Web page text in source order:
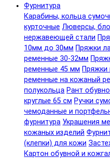
Фурнитура
Карабины, кольца
курточные Люверсы,
нержавеющей стали
10мм до 30мм Пряжки
ременные 30-32мм
ременные 45 мм Пряжки
ременные на кожаный
полукольца Рант
круглые 65 см Ручки
чемоданные и
фурнитура Украшения
кожаных изделий
(клепки) для кожи
Картон обувной и